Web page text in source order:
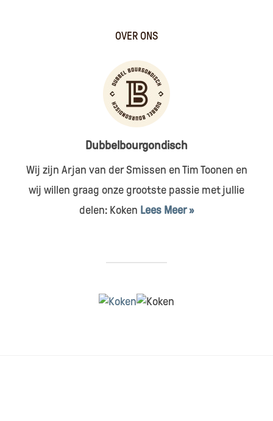
OVER ONS
Dubbelbourgondisch
Wij zijn Arjan van der Smissen en Tim Toonen en
wij willen graag onze grootste passie met jullie
delen: Koken Lees Meer »